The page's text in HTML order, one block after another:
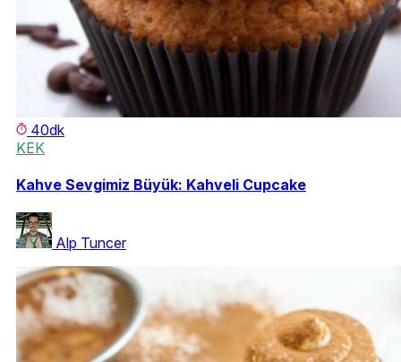
40dk
KEK
Kahve Sevgimiz Büyük: Kahveli Cupcake
Alp Tuncer